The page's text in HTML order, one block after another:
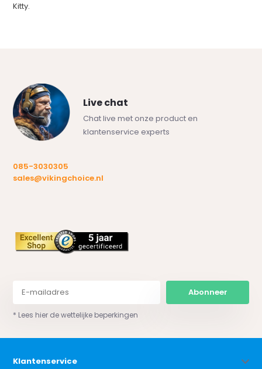
Kitty.
Live chat
Chat live met onze product en
klantenservice experts
085-3030305
sales@vikingchoice.nl
Abonneer
* Lees hier de wettelijke beperkingen
Klantenservice